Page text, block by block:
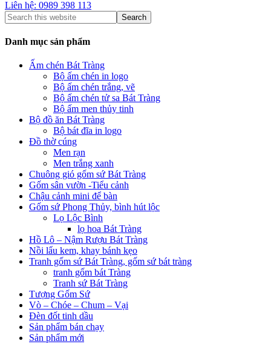
Liên hệ: 0989 398 113
Danh mục sản phẩm
Ấm chén Bát Tràng
Bộ ấm chén in logo
Bộ ấm chén trắng, vẽ
Bộ ấm chén tử sa Bát Tràng
Bộ ấm men thủy tinh
Bộ đồ ăn Bát Tràng
Bộ bát đĩa in logo
Đồ thờ cúng
Men rạn
Men trắng xanh
Chuông gió gốm sứ Bát Tràng
Gốm sân vườn -Tiểu cảnh
Chậu cảnh mini để bàn
Gốm sứ Phong Thủy, bình hút lộc
Lọ Lộc Bình
lọ hoa Bát Tràng
Hồ Lô – Nậm Rượu Bát Tràng
Nồi lẩu kem, khay bánh kẹo
Tranh gốm sứ Bát Tràng, gốm sứ bát tràng
tranh gốm bát Tràng
Tranh sứ Bát Tràng
Tượng Gốm Sứ
Vò – Chóe – Chum – Vại
Đèn đốt tinh dầu
Sản phẩm bán chạy
Sản phẩm mới